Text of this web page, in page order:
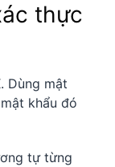
thực
Dùng mật
khẩu đó
tự từng